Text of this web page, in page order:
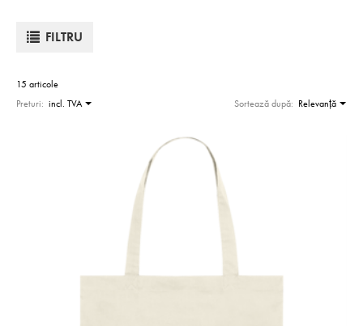
FILTRU
15 articole
Preturi: incl. TVA Sortează după: Relevanţă